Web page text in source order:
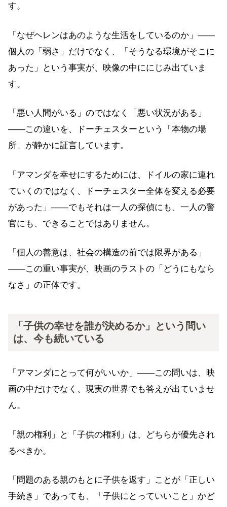
す。
「なぜヘレンはあのような生活をしているのか」——
個人の「弱さ」だけでなく、「そうなる環境がそこに
あった」という事実が、映像の中ににじみ出ていま
す。
「悪い人間がいる」のではなく「悪い状況がある」
——この違いを、ドーチェスターという「本物の場
所」が静かに証言しています。
「アマンダを幸せにするためには、ドイルの家に連れ
ていくのではなく、ドーチェスター全体を変える必要
があった」——でもそれは一人の探偵にも、一人の警
官にも、できることではありません。
「個人の善意は、社会の構造の前では限界がある」
——この重い事実が、映画のラストの「どうにもなら
なさ」の正体です。
「子供の幸せを誰が決めるか」という問い
は、今も続いている
「アマンダにとって何がいいか」——この問いは、映
画の中だけでなく、現実の世界でも答えが出ていませ
ん。
「親の権利」と「子供の権利」は、どちらが優先され
るべきか。
「問題のある親のもとに子供を返す」ことが「正しい
手続き」であっても、「子供にとっていいこと」かど